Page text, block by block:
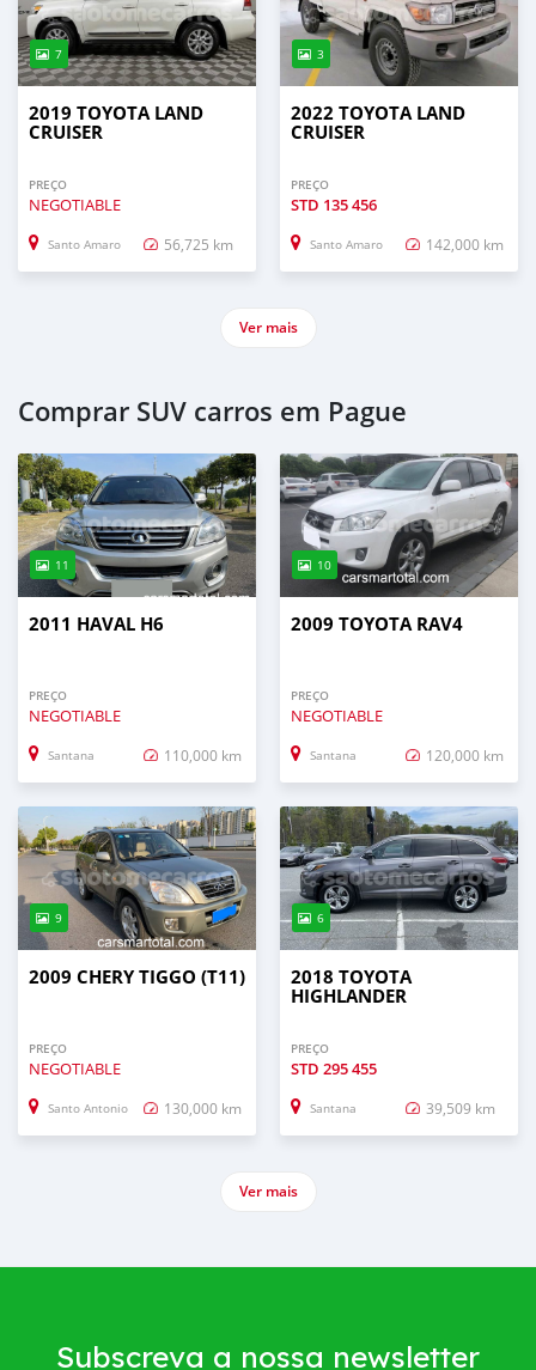
7
2019 TOYOTA LAND
CRUISER
PREÇO
NEGOTIABLE
Santo Amaro 56,725 km
3
2022 TOYOTA LAND
CRUISER
PREÇO
STD 135 456
Santo Amaro 142,000 km
Ver mais
Comprar SUV carros em Pague
11
2011 HAVAL H6
PREÇO
NEGOTIABLE
Santana 110,000 km
10
2009 TOYOTA RAV4
PREÇO
NEGOTIABLE
Santana 120,000 km
9
2009 CHERY TIGGO (T11)
PREÇO
NEGOTIABLE
Santo Antonio 130,000 km
6
2018 TOYOTA
HIGHLANDER
PREÇO
STD 295 455
Santana 39,509 km
Ver mais
Subscreva a nossa newsletter